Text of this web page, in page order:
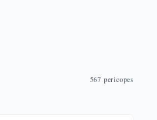
567 pericopes